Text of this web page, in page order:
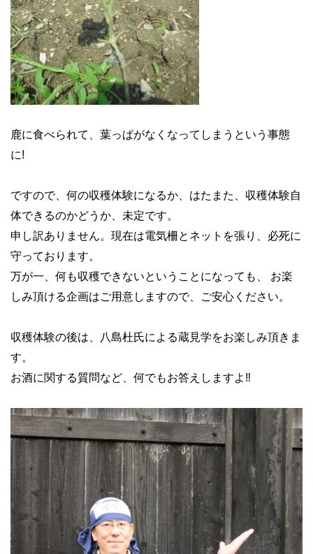
鹿に食べられて、葉っぱがなくなってしまうという事態
に!
ですので、何の収穫体験になるか、はたまた、収穫体験自
体できるのかどうか、未定です。
申し訳ありません。現在は電気柵とネットを張り、必死に
守っております。
万が一、何も収穫できないということになっても、 お楽
しみ頂ける企画はご用意しますので、ご安心ください。
収穫体験の後は、八島杜氏による蔵見学をお楽しみ頂きま
す。
お酒に関する質問など、何でもお答えしますよ‼